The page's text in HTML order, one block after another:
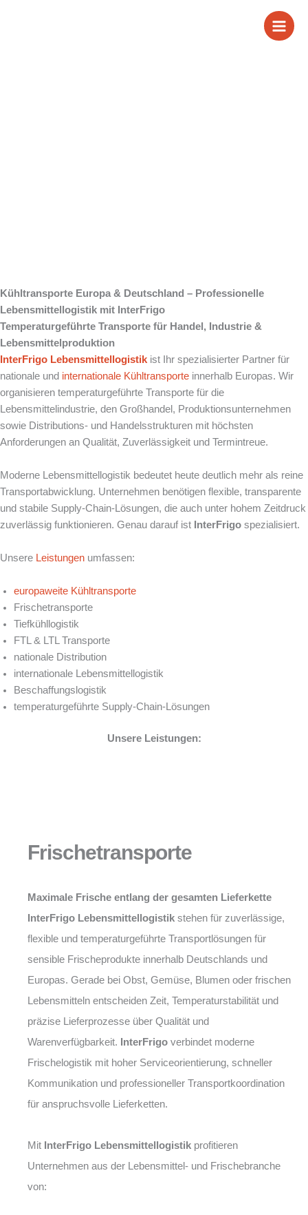
Kühltransporte Europa & Deutschland – Professionelle
Lebensmittellogistik mit InterFrigo
Temperaturgeführte Transporte für Handel, Industrie &
Lebensmittelproduktion
InterFrigo Lebensmittellogistik ist Ihr spezialisierter Partner für
nationale und internationale Kühltransporte innerhalb Europas. Wir
organisieren temperaturgeführte Transporte für die
Lebensmittelindustrie, den Großhandel, Produktionsunternehmen
sowie Distributions- und Handelsstrukturen mit höchsten
Anforderungen an Qualität, Zuverlässigkeit und Termintreue.
Moderne Lebensmittellogistik bedeutet heute deutlich mehr als reine
Transportabwicklung. Unternehmen benötigen flexible, transparente
und stabile Supply-Chain-Lösungen, die auch unter hohem Zeitdruck
zuverlässig funktionieren. Genau darauf ist InterFrigo spezialisiert.
Unsere Leistungen umfassen:
europaweite Kühltransporte
Frischetransporte
Tiefkühllogistik
FTL & LTL Transporte
nationale Distribution
internationale Lebensmittellogistik
Beschaffungslogistik
temperaturgeführte Supply-Chain-Lösungen
Unsere Leistungen:
Frischetransporte
Maximale Frische entlang der gesamten Lieferkette
InterFrigo Lebensmittellogistik stehen für zuverlässige,
flexible und temperaturgeführte Transportlösungen für
sensible Frischeprodukte innerhalb Deutschlands und
Europas. Gerade bei Obst, Gemüse, Blumen oder frischen
Lebensmitteln entscheiden Zeit, Temperaturstabilität und
präzise Lieferprozesse über Qualität und
Warenverfügbarkeit. InterFrigo verbindet moderne
Frischelogistik mit hoher Serviceorientierung, schneller
Kommunikation und professioneller Transportkoordination
für anspruchsvolle Lieferketten.
Mit InterFrigo Lebensmittellogistik profitieren
Unternehmen aus der Lebensmittel- und Frischebranche
von: